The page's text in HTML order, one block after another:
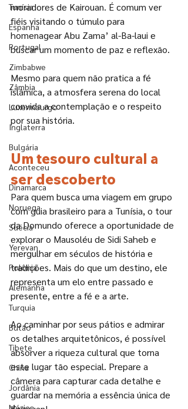
Tunísia
Espanha
Portugal
Zimbabwe
Zâmbia
Luxermburgo
Inglaterra
Bulgária
Aconteceu
Dinamarca
Noruega
Suécia
Yerevan
Polônia
Alemanha
Turquia
Butão
Tibete
China
Jordânia
moradores de Kairouan. É comum ver
fiéis visitando o túmulo para
homenagear Abu Zama’ al-Ba-laui e
buscar um momento de paz e reflexão.
Mesmo para quem não pratica a fé
islâmica, a atmosfera serena do local
convida a contemplação e o respeito
por sua história.
Um tesouro cultural a
ser descoberto
Para quem busca uma viagem em grupo
com guia brasileiro para a Tunísia, o tour
da Domundo oferece a oportunidade de
explorar o Mausoléu de Sidi Saheb e
mergulhar em séculos de história e
tradições. Mais do que um destino, ele
representa um elo entre passado e
presente, entre a fé e a arte.
Ao caminhar por seus pátios e admirar
os detalhes arquitetônicos, é possível
absorver a riqueza cultural que torna
este lugar tão especial. Prepare a
câmera para capturar cada detalhe e
guardar na memória a essência única de